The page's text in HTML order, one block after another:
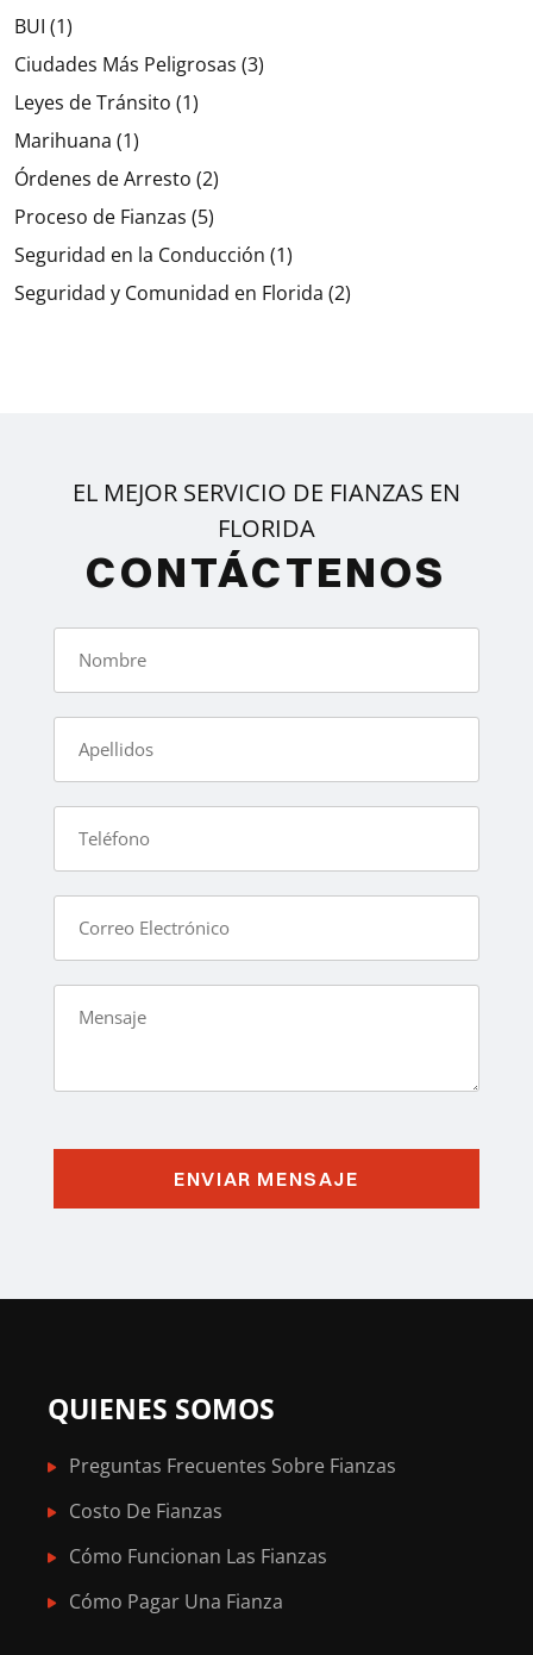
BUI (1)
Ciudades Más Peligrosas (3)
Leyes de Tránsito (1)
Marihuana (1)
Órdenes de Arresto (2)
Proceso de Fianzas (5)
Seguridad en la Conducción (1)
Seguridad y Comunidad en Florida (2)
EL MEJOR SERVICIO DE FIANZAS EN
FLORIDA
CONTÁCTENOS
QUIENES SOMOS
Preguntas Frecuentes Sobre Fianzas
Costo De Fianzas
Cómo Funcionan Las Fianzas
Cómo Pagar Una Fianza